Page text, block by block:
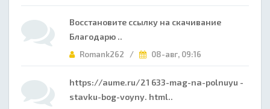
Восстановите ссылку на скачивание
Благодарю ..
Romank262 / 08-авг, 09:16
https://aume.ru/21 633-mag-na-polnuyu -
stavku-bog-voyny. html..